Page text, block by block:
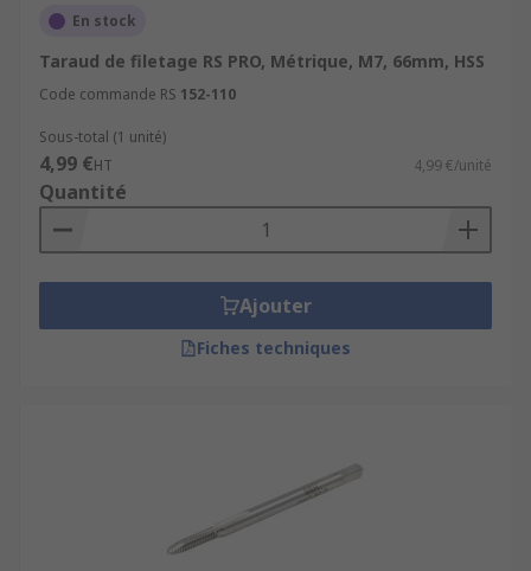
En stock
Taraud de filetage RS PRO, Métrique, M7, 66mm, HSS
Code commande RS 152-110
Sous-total (1 unité)
4,99 €HT 4,99 €/unité
Quantité
Ajouter
Fiches techniques